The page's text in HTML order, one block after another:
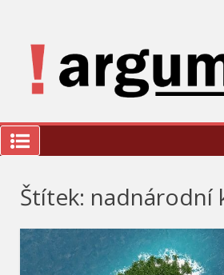
obsah
!Argument
Štítek: nadnárodní